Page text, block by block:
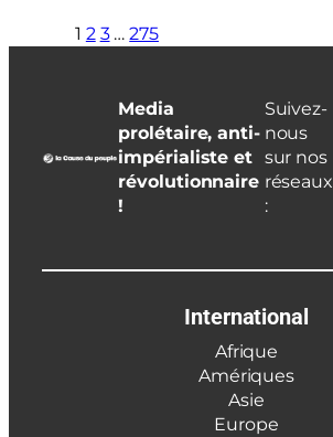
1 2 3 … 275
Media
prolétaire, anti-
impérialiste et
révolutionnaire
!
Suivez-
nous
sur nos
réseaux
:
International
Afrique
Amériques
Asie
Europe